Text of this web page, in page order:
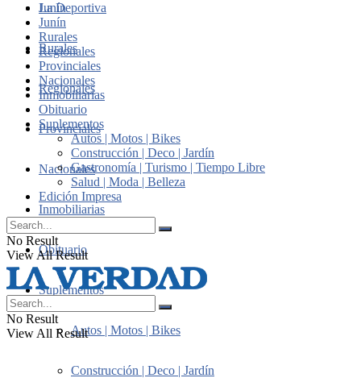
Junín
Rurales
Regionales
Provinciales
Nacionales
Inmobiliarias
Obituario
Suplementos
Autos | Motos | Bikes
Construcción | Deco | Jardín
La Deportiva
Junín
Rurales
Regionales
Provinciales
Nacionales
Inmobiliarias
Obituario
Suplementos
Autos | Motos | Bikes
Construcción | Deco | Jardín
Gastronomía | Turismo | Tiempo Libre
Salud | Moda | Belleza
Edición Impresa
No Result
View All Result
No Result
View All Result